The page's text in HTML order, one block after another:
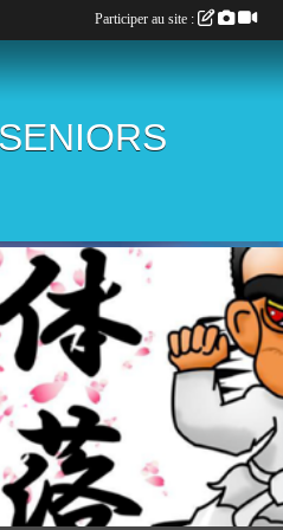
Participer au site :